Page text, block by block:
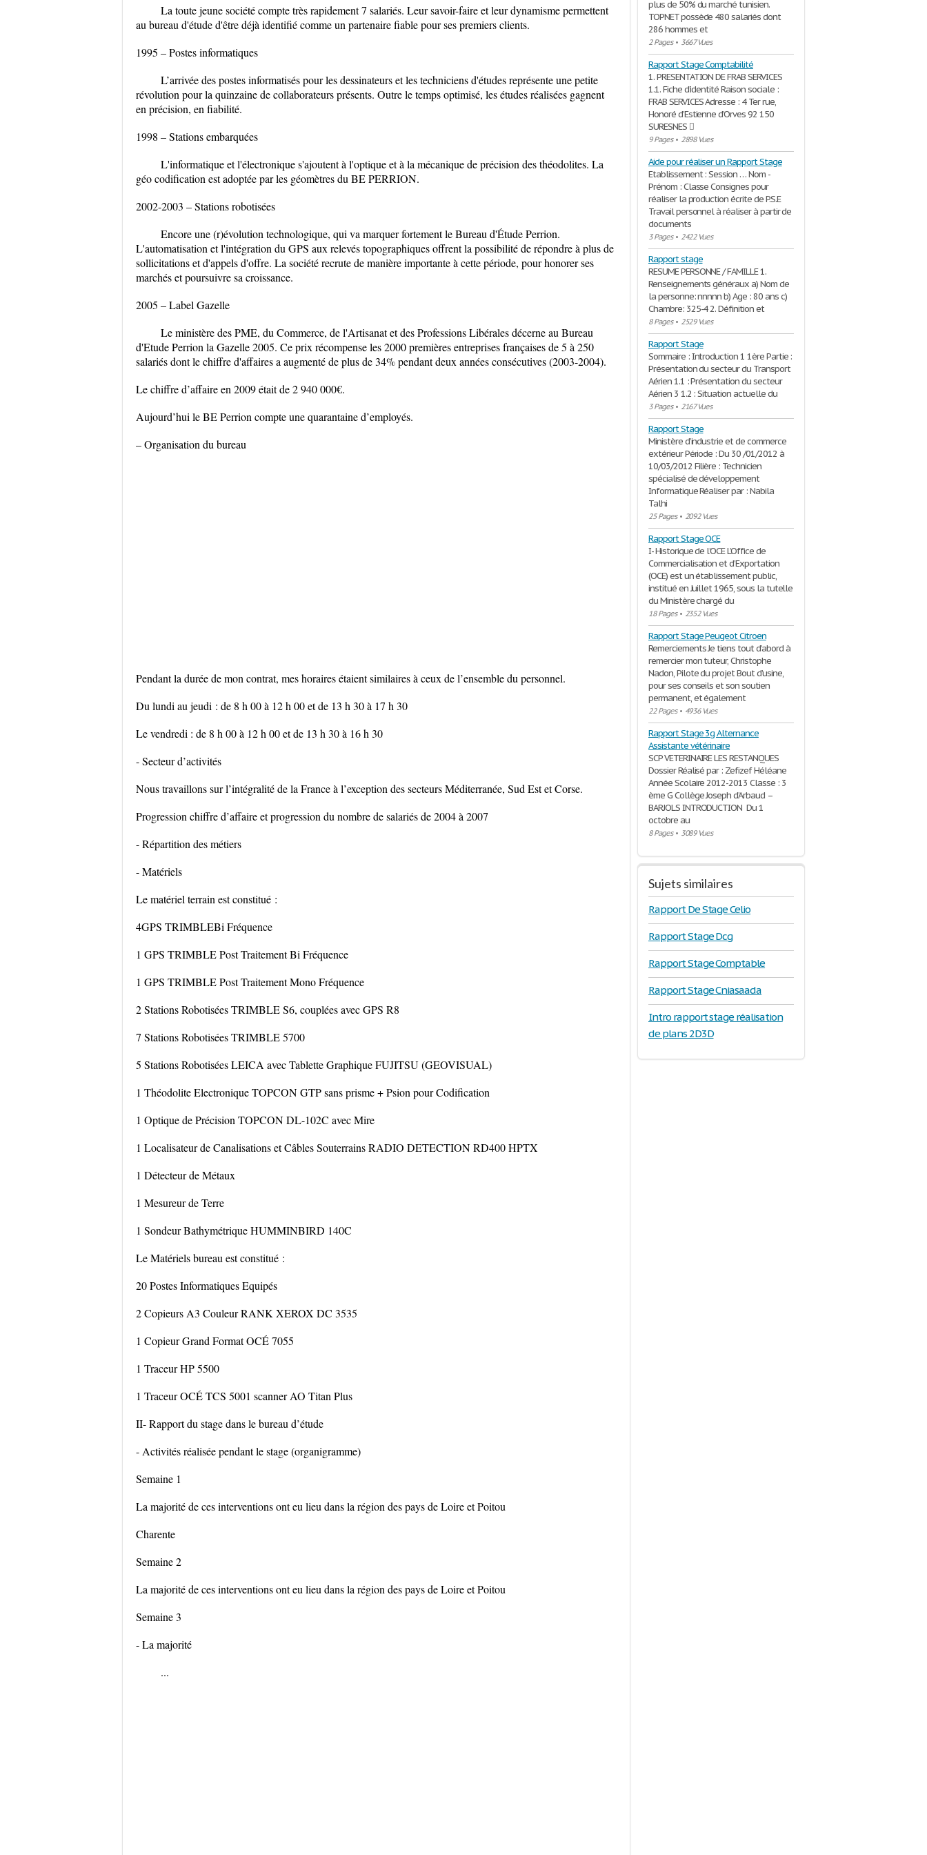
La toute jeune société compte très rapidement 7 salariés. Leur savoir-faire et leur dynamisme permettent
au bureau d'étude d'être déjà identifié comme un partenaire fiable pour ses premiers clients.
1995 – Postes informatiques
L’arrivée des postes informatisés pour les dessinateurs et les techniciens d'études représente une petite
révolution pour la quinzaine de collaborateurs présents. Outre le temps optimisé, les études réalisées gagnent
en précision, en fiabilité.
1998 – Stations embarquées
L'informatique et l'électronique s'ajoutent à l'optique et à la mécanique de précision des théodolites. La
géo codification est adoptée par les géomètres du BE PERRION.
2002-2003 – Stations robotisées
Encore une (r)évolution technologique, qui va marquer fortement le Bureau d'Étude Perrion.
L'automatisation et l'intégration du GPS aux relevés topographiques offrent la possibilité de répondre à plus de
sollicitations et d'appels d'offre. La société recrute de manière importante à cette période, pour honorer ses
marchés et poursuivre sa croissance.
2005 – Label Gazelle
Le ministère des PME, du Commerce, de l'Artisanat et des Professions Libérales décerne au Bureau
d'Etude Perrion la Gazelle 2005. Ce prix récompense les 2000 premières entreprises françaises de 5 à 250
salariés dont le chiffre d'affaires a augmenté de plus de 34% pendant deux années consécutives (2003-2004).
Le chiffre d’affaire en 2009 était de 2 940 000€.
Aujourd’hui le BE Perrion compte une quarantaine d’employés.
– Organisation du bureau
Pendant la durée de mon contrat, mes horaires étaient similaires à ceux de l’ensemble du personnel.
Du lundi au jeudi : de 8 h 00 à 12 h 00 et de 13 h 30 à 17 h 30
Le vendredi : de 8 h 00 à 12 h 00 et de 13 h 30 à 16 h 30
- Secteur d’activités
Nous travaillons sur l’intégralité de la France à l’exception des secteurs Méditerranée, Sud Est et Corse.
Progression chiffre d’affaire et progression du nombre de salariés de 2004 à 2007
- Répartition des métiers
- Matériels
Le matériel terrain est constitué :
4GPS TRIMBLEBi Fréquence
1 GPS TRIMBLE Post Traitement Bi Fréquence
1 GPS TRIMBLE Post Traitement Mono Fréquence
2 Stations Robotisées TRIMBLE S6, couplées avec GPS R8
7 Stations Robotisées TRIMBLE 5700
5 Stations Robotisées LEICA avec Tablette Graphique FUJITSU (GEOVISUAL)
1 Théodolite Electronique TOPCON GTP sans prisme + Psion pour Codification
1 Optique de Précision TOPCON DL-102C avec Mire
1 Localisateur de Canalisations et Câbles Souterrains RADIO DETECTION RD400 HPTX
1 Détecteur de Métaux
1 Mesureur de Terre
1 Sondeur Bathymétrique HUMMINBIRD 140C
Le Matériels bureau est constitué :
20 Postes Informatiques Equipés
2 Copieurs A3 Couleur RANK XEROX DC 3535
1 Copieur Grand Format OCÉ 7055
1 Traceur HP 5500
1 Traceur OCÉ TCS 5001 scanner AO Titan Plus
II- Rapport du stage dans le bureau d’étude
- Activités réalisée pendant le stage (organigramme)
Semaine 1
La majorité de ces interventions ont eu lieu dans la région des pays de Loire et Poitou
Charente
Semaine 2
La majorité de ces interventions ont eu lieu dans la région des pays de Loire et Poitou
Semaine 3
- La majorité
...
plus de 50% du marché tunisien.
TOPNET possède 480 salariés dont
286 hommes et
2 Pages• 3667 Vues
Rapport Stage Comptabilité
1. PRESENTATION DE FRAB SERVICES
1.1. Fiche d’identité Raison sociale :
FRAB SERVICES Adresse : 4 Ter rue,
Honoré d’Estienne d’Orves 92 150
SURESNES 
9 Pages• 2898 Vues
Aide pour réaliser un Rapport Stage
Etablissement : Session … Nom -
Prénom : Classe Consignes pour
réaliser la production écrite de P.S.E
Travail personnel à réaliser à partir de
documents
3 Pages• 2422 Vues
Rapport stage
RESUME PERSONNE / FAMILLE 1.
Renseignements généraux a) Nom de
la personne: nnnnn b) Age : 80 ans c)
Chambre: 325-4 2. Définition et
8 Pages• 2529 Vues
Rapport Stage
Sommaire : Introduction 1 1ère Partie :
Présentation du secteur du Transport
Aérien 1.1 : Présentation du secteur
Aérien 3 1.2 : Situation actuelle du
3 Pages• 2167 Vues
Rapport Stage
Ministère d’industrie et de commerce
extérieur Période : Du 30 /01/2012 à
10/03/2012 Filière : Technicien
spécialisé de développement
Informatique Réaliser par : Nabila
Talhi
25 Pages• 2092 Vues
Rapport Stage OCE
I- Historique de l’OCE L’Office de
Commercialisation et d’Exportation
(OCE) est un établissement public,
institué en Juillet 1965, sous la tutelle
du Ministère chargé du
18 Pages• 2352 Vues
Rapport Stage Peugeot Citroen
Remerciements Je tiens tout d’abord à
remercier mon tuteur, Christophe
Nadon, Pilote du projet Bout d’usine,
pour ses conseils et son soutien
permanent, et également
22 Pages• 4936 Vues
Rapport Stage 3g Alternance
Assistante vétérinaire
SCP VETERINAIRE LES RESTANQUES
Dossier Réalisé par : Zefizef Héléane
Année Scolaire 2012-2013 Classe : 3
ème G Collège Joseph d’Arbaud –
BARJOLS INTRODUCTION Du 1
octobre au
8 Pages• 3089 Vues
Sujets similaires
Rapport De Stage Celio
Rapport Stage Dcg
Rapport Stage Comptable
Rapport Stage Cniasaada
Intro rapport stage réalisation
de plans 2D3D